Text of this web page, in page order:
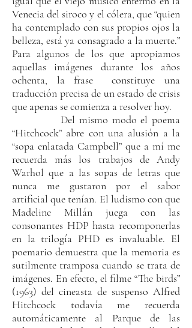
Venecia del siroco y el cólera, que “quien
ha contemplado con sus propios ojos la
belleza, está ya consagrado a la muerte.”
Para algunos de los que apropiamos
aquellas imágenes durante los años
ochenta, la frase constituye una
traducción precisa de un estado de crisis
que apenas se comienza a resolver hoy.
Del mismo modo el poema
“Hitchcock” abre con una alusión a la
“sopa enlatada Campbell” que a mí me
recuerda más los trabajos de Andy
Warhol que a las sopas de letras que
nunca me gustaron por el sabor
artificial que tenían. El ludismo con que
Madeline Millán juega con las
consonantes HDP hasta recomponerlas
en la trilogía PHD es invaluable. El
poemario demuestra que la memoria es
sutilmente tramposa cuando se trata de
imágenes. En efecto, el filme “The birds”
(1963) del cineasta de suspenso Alfred
Hitchcock todavía me recuerda
automáticamente al Parque de las